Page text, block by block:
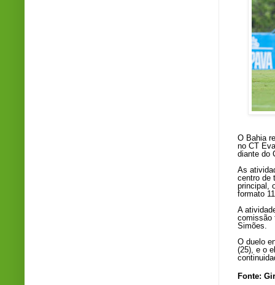
O Bahia
no CT
diante do
As
centro de
principal,
formato
A
comissão
Simões.
O duelo
(25), e o
Fonte: